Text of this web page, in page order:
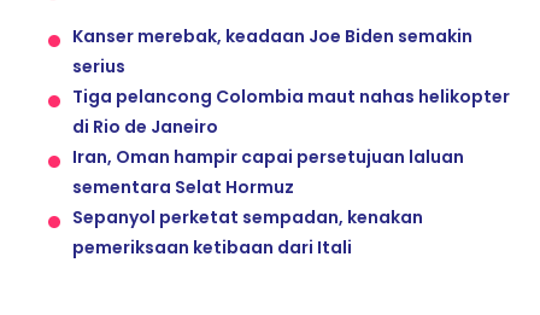
Kanser merebak, keadaan Joe Biden semakin
serius
Tiga pelancong Colombia maut nahas helikopter
di Rio de Janeiro
Iran, Oman hampir capai persetujuan laluan
sementara Selat Hormuz
Sepanyol perketat sempadan, kenakan
pemeriksaan ketibaan dari Itali